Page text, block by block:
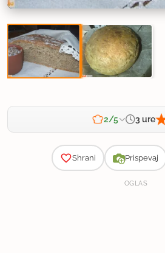
2/5 3 ure
Shrani Prispevaj
OGLAS